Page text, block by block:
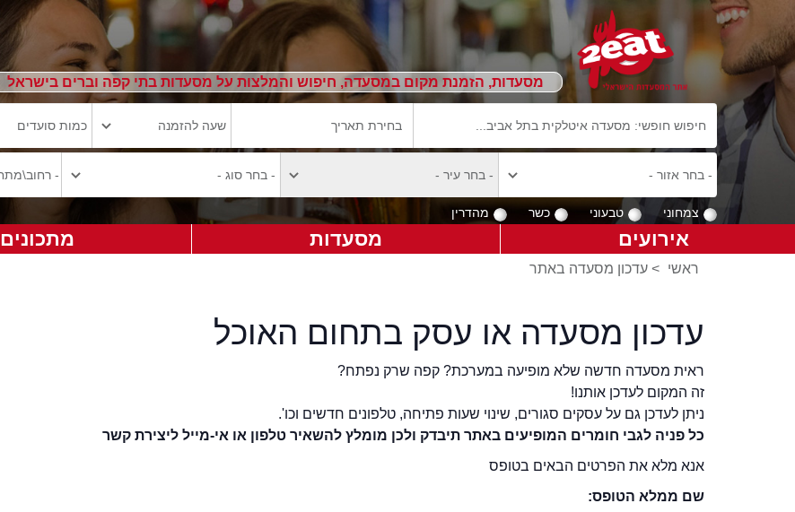
מסעדות, הזמנת מקום במסעדה, חיפוש והמלצות על מסעדות בתי קפה וברים בישראל
צמחוני טבעוני כשר מהדרין
אירועים מסעדות מתכונים
ראשי > עדכון מסעדה באתר
עדכון מסעדה או עסק בתחום האוכל
ראית מסעדה חדשה שלא מופיעה במערכת? קפה שרק נפתח?
זה המקום לעדכן אותנו!
ניתן לעדכן גם על עסקים סגורים, שינוי שעות פתיחה, טלפונים חדשים וכו'.
כל פניה לגבי חומרים המופיעים באתר תיבדק ולכן מומלץ להשאיר טלפון או אי-מייל ליצירת קשר
אנא מלא את הפרטים הבאים בטופס
שם ממלא הטופס: